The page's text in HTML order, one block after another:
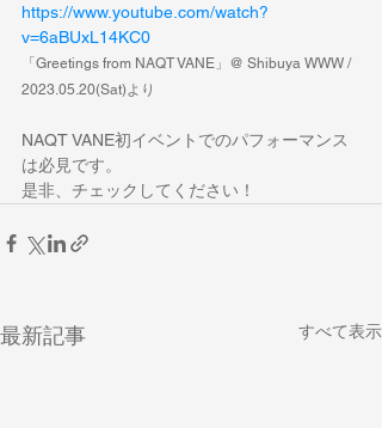
https://www.youtube.com/watch?
v=6aBUxL14KC0
「Greetings from NAQT VANE」@ Shibuya WWW /
2023.05.20(Sat)より
NAQT VANE初イベントでのパフォーマンス
は必見です。
是非、チェックしてください！
最新記事 すべて表示